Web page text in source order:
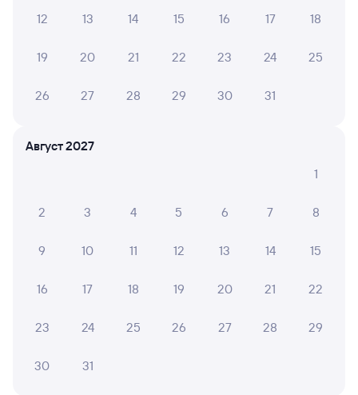
12 13 14 15 16 17 18
19 20 21 22 23 24 25
26 27 28 29 30 31
Август 2027
1
2 3 4 5 6 7 8
9 10 11 12 13 14 15
16 17 18 19 20 21 22
23 24 25 26 27 28 29
30 31